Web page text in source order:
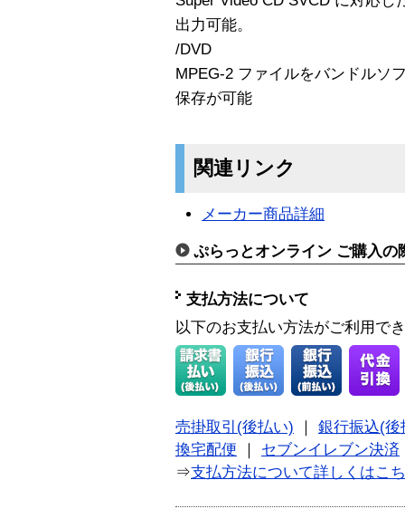
出力可能。
/DVD
MPEG-2 ファイルをバンドルソ
保存が可能
関連リンク
メーカー商品詳細
ぷらっとオンライン ご購入の
支払方法について
以下のお支払い方法がご利用で
売掛取引(後払い)
銀行振込(後
換宅配便
セブンイレブン決済
⇒支払方法について詳しくはこ